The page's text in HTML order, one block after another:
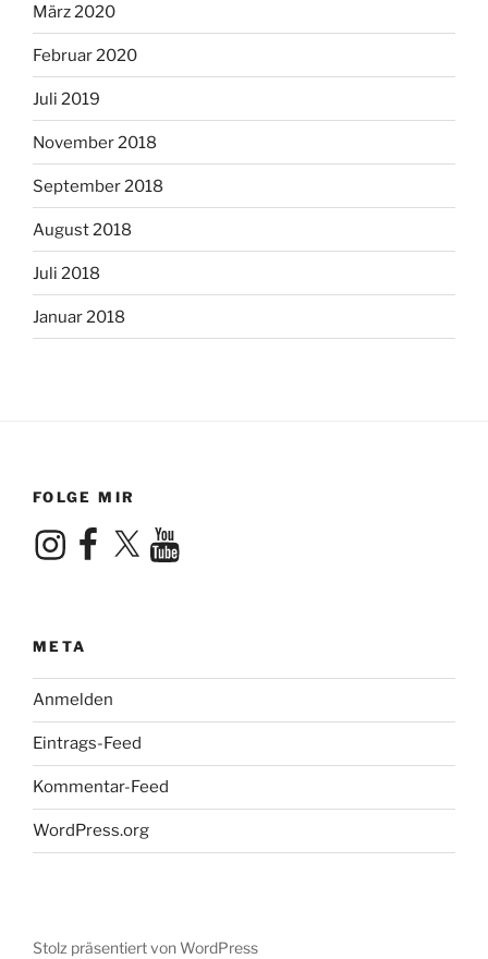
März 2020
Februar 2020
Juli 2019
November 2018
September 2018
August 2018
Juli 2018
Januar 2018
FOLGE MIR
InstagramFacebook
X YouTube
META
Anmelden
Eintrags-Feed
Kommentar-Feed
WordPress.org
Stolz präsentiert von WordPress